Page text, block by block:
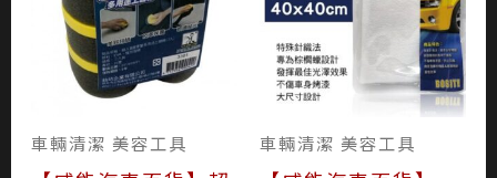
車輛清潔 美容工具 車輛清潔 美容工具